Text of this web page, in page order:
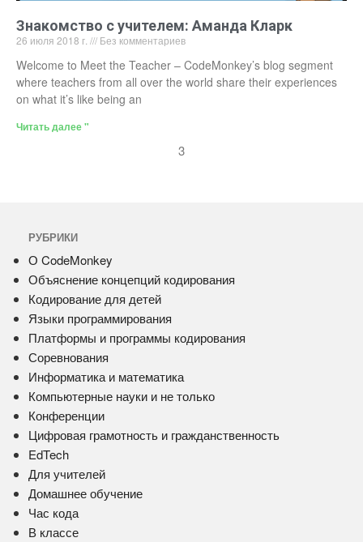
Знакомство с учителем: Аманда Кларк
26 июля 2018 г. Без комментариев
Welcome to Meet the Teacher – CodeMonkey’s blog segment
where teachers from all over the world share their experiences
on what it’s like being an
Читать далее "
3
РУБРИКИ
О CodeMonkey
Объяснение концепций кодирования
Кодирование для детей
Языки программирования
Платформы и программы кодирования
Соревнования
Информатика и математика
Компьютерные науки и не только
Конференции
Цифровая грамотность и гражданственность
EdTech
Для учителей
Домашнее обучение
Час кода
В классе